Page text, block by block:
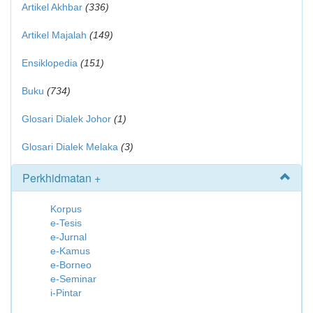
Artikel Akhbar (336)
Artikel Majalah (149)
Ensiklopedia (151)
Buku (734)
Glosari Dialek Johor (1)
Glosari Dialek Melaka (3)
Perkhidmatan +
Korpus
e-Tesis
e-Jurnal
e-Kamus
e-Borneo
e-Seminar
i-Pintar